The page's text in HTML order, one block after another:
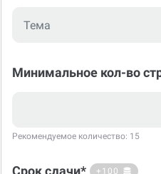
Минимальное кол-во
Рекомендуемое количество: 15